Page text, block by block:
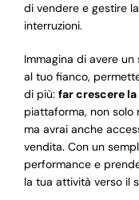
di vendere e gestire
interruzioni.
Immagina di avere
al tuo fianco,
di più: far crescere
piattaforma, non solo
ma avrai anche
vendita. Con un
performance e
la tua attività verso il